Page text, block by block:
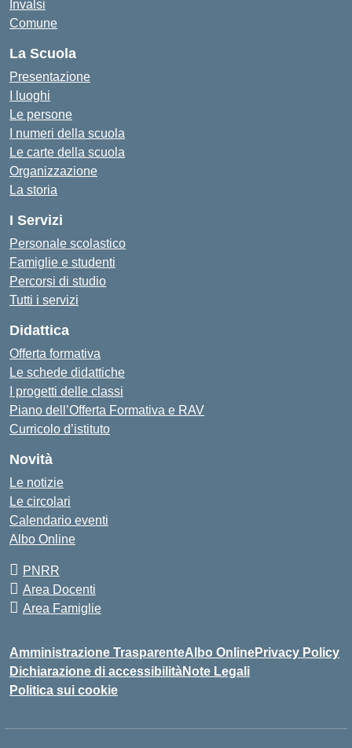
Invalsi
Comune
La Scuola
Presentazione
I luoghi
Le persone
I numeri della scuola
Le carte della scuola
Organizzazione
La storia
I Servizi
Personale scolastico
Famiglie e studenti
Percorsi di studio
Tutti i servizi
Didattica
Offerta formativa
Le schede didattiche
I progetti delle classi
Piano dell’Offerta Formativa e RAV
Curricolo d’istituto
Novità
Le notizie
Le circolari
Calendario eventi
Albo Online
PNRR
Area Docenti
Area Famiglie
Amministrazione TrasparenteAlbo OnlinePrivacy Policy
Dichiarazione di accessibilitàNote Legali
Politica sui cookie